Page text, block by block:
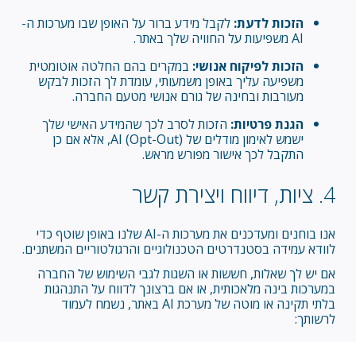
הזכות לדעת: לקבל מידע ברור על האופן שבו מערכות ה-
AI משפיעות על החוויה שלך באתר.
הזכות לפיקוח אנושי: במקרים בהם החלטה אוטומטית
משפיעה עליך באופן משמעותי, עומדת לך הזכות לבקש
מעורבות ובחינה של גורם אנושי מטעם החברה.
הגנת פרטיות: הזכות לסרב לכך שהמידע האישי שלך
ישמש לאימון מודלים של AI (Opt-Out), אלא אם כן
התקבל לכך אישור מפורש מראש.
4. ציות, דיווח ויצירת קשר
אנו בוחנים ומעדכנים את מערכות ה-AI שלנו באופן שוטף כדי
לוודא עמידה בסטנדרטים הטכנולוגיים והרגולטוריים המשתנים.
אם יש לך שאלות, חששות או השגות לגבי השימוש של החברה
במערכות בינה מלאכותית, או אם ברצונך לדווח על התנהגות
בלתי תקינה או מוטה של מערכת AI באתר, נשמח לעמוד
לרשותך: